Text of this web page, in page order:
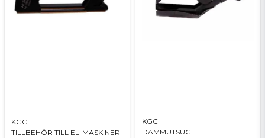
KGC
TILLBEHÖR TILL EL-MASKINER
KGC
DAMMUTSUG